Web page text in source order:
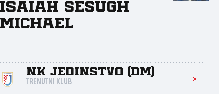
Isaiah Sesugh
Michael
NK Jedinstvo (DM)
TRENUTNI KLUB